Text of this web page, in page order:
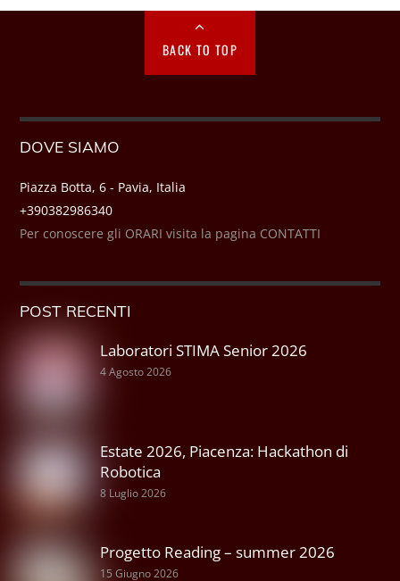
BACK TO TOP
DOVE SIAMO
Piazza Botta, 6 - Pavia, Italia
+390382986340
Per conoscere gli ORARI visita la pagina CONTATTI
POST RECENTI
Laboratori STIMA Senior 2026
4 Agosto 2026
Estate 2026, Piacenza: Hackathon di
Robotica
8 Luglio 2026
Progetto Reading – summer 2026
15 Giugno 2026